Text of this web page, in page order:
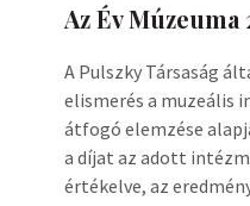
Az Év
A Pulszky Társaság
elismerés a muzeális
átfogó elemzése
a díjat az adott
értékelve, az